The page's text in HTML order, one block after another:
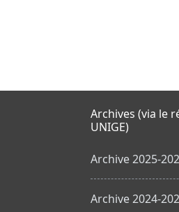
Archives (via le
UNIGE)
Archive 2025-
Archive 2024-